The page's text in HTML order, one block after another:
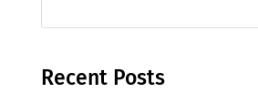
Recent Posts